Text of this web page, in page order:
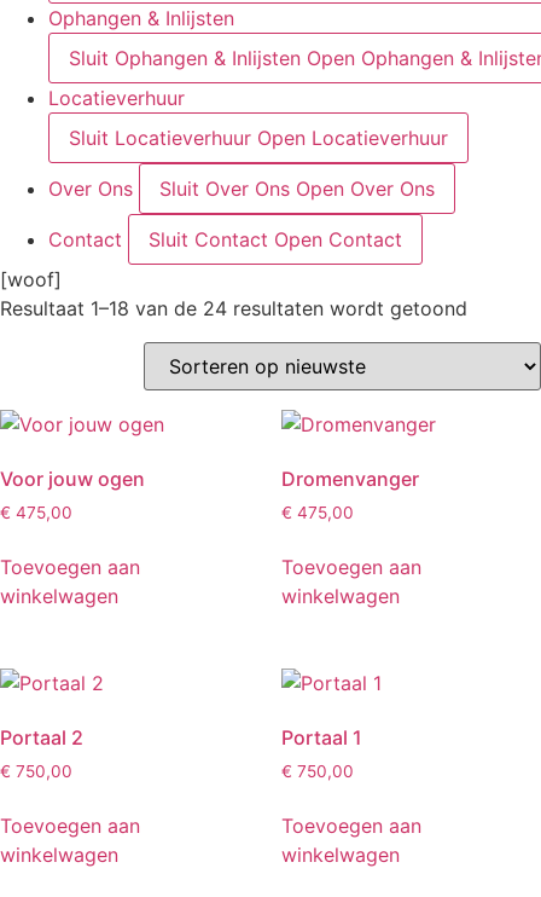
Ophangen & Inlijsten
Sluit Ophangen & Inlijsten Open Ophangen &
Locatieverhuur
Sluit Locatieverhuur Open Locatieverhuur
Over Ons Sluit Over Ons Open Over Ons
Contact Sluit Contact Open Contact
[woof]
Resultaat 1–18 van de 24 resultaten wordt getoond
op
Voor jouw ogen
€ 475,00
Toevoegen aan
winkelwagen
Dromenvanger
€ 475,00
Toevoegen aan
winkelwagen
Portaal 2
€ 750,00
Toevoegen aan
winkelwagen
Portaal 1
€ 750,00
Toevoegen aan
winkelwagen